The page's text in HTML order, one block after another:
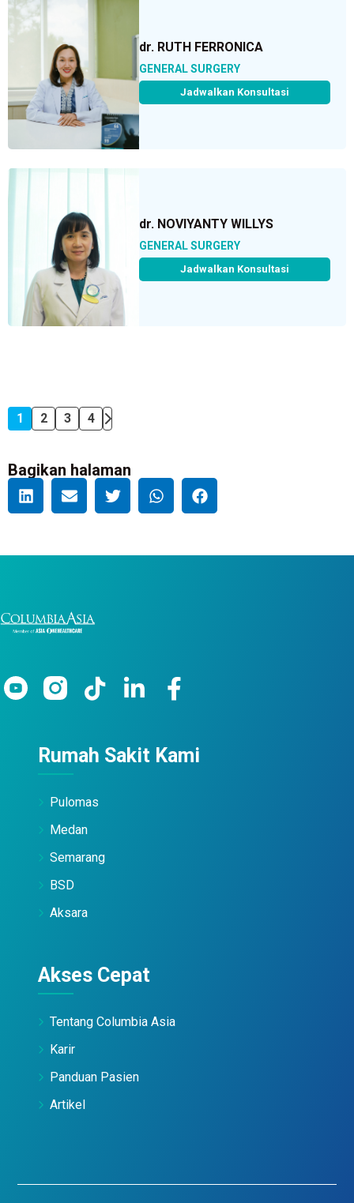
dr. RUTH FERRONICA
GENERAL SURGERY
Jadwalkan Konsultasi
dr. NOVIYANTY WILLYS
GENERAL SURGERY
Jadwalkan Konsultasi
1 2 3 4
Bagikan halaman
Rumah Sakit Kami
Pulomas
Medan
Semarang
BSD
Aksara
Akses Cepat
Tentang Columbia Asia
Karir
Panduan Pasien
Artikel